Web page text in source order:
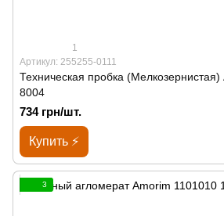
1
Артикул: 255255-0111
Техническая пробка
8004
734 грн/шт.
Купить ⚡
3